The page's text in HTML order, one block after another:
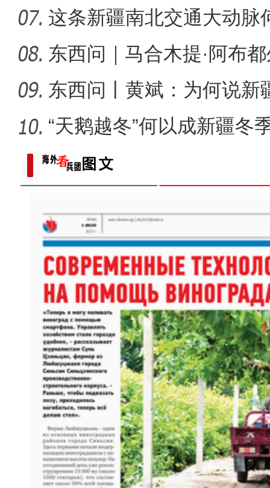
以“阅读+文旅+非遗+农技”
桂
这条新疆南北交通大动脉
度”？
东西问｜马合木提·阿布
何以实
东西问丨黄斌：为何说新
一部交
“天鹅越冬”何以成新疆冬